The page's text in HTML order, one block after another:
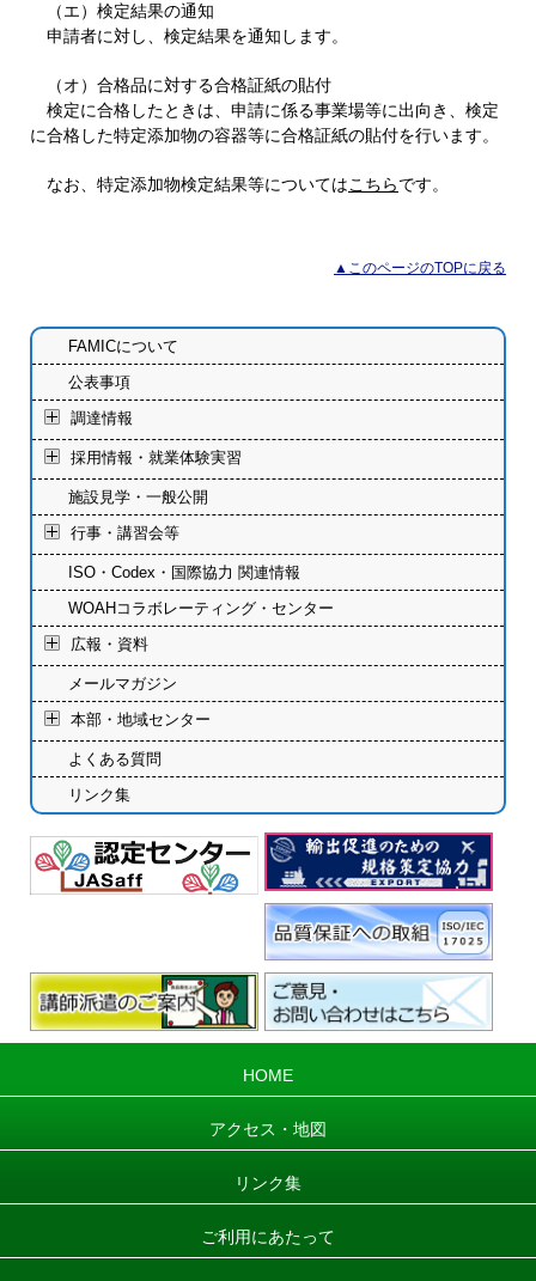
（エ）検定結果の通知
申請者に対し、検定結果を通知します。
（オ）合格品に対する合格証紙の貼付
検定に合格したときは、申請に係る事業場等に出向き、検定
に合格した特定添加物の容器等に合格証紙の貼付を行います。
なお、特定添加物検定結果等についてはこちらです。
▲このページのTOPに戻る
FAMICについて
公表事項
調達情報
採用情報・就業体験実習
施設見学・一般公開
行事・講習会等
ISO・Codex・国際協力 関連情報
WOAHコラボレーティング・センター
広報・資料
メールマガジン
本部・地域センター
よくある質問
リンク集
HOME
アクセス・地図
リンク集
ご利用にあたって